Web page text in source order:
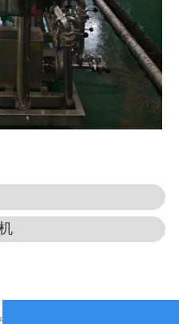
华人民共和国广告法》，尽力规范用